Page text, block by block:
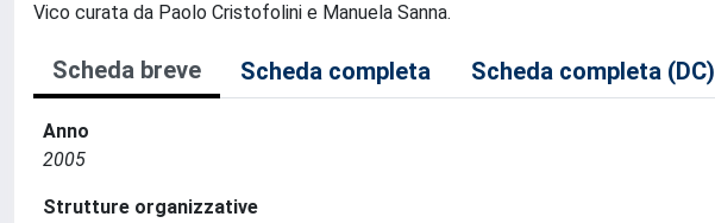
Vico curata da Paolo Cristofolini e Manuela Sanna.
Scheda breve Scheda completa Scheda completa (DC)
Anno
2005
Strutture organizzative